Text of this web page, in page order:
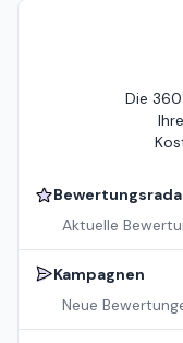
Die
Aktuelle
Kampagnen
Neue